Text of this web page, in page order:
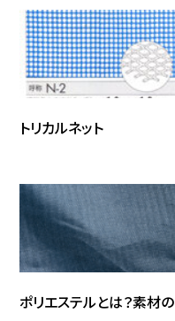
トリカルネット
ポリエステルとは？素材の